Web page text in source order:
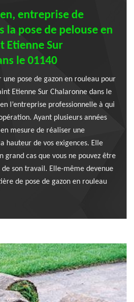
entreprise de
la pose de pelouse en
Etienne Sur
le 01140
une pose de gazon en rouleau pour
Etienne Sur Chalaronne dans le
l’entreprise professionnelle à qui
Ayant plusieurs années
mesure de réaliser une
hauteur de vos exigences. Elle
grand cas que vous ne pouvez être
son travail. Elle-même devenue
de pose de gazon en rouleau